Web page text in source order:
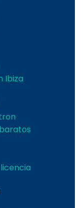
Ibiza